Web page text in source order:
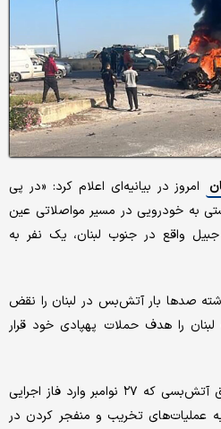
امروز در بیانیه‌ای اعلام کرد: «در پی
به خودرویی در مسیر مواصلاتی عین
جبیل واقع در جنوب لبنان، یک نفر به
صدها بار آتش‌بس در لبنان را نقض
را هدف حملات پهپادی خود قرار
رژیم صهیونیستی به بندهای توافق آتش‌بسی که ۲۷ نوامبر وارد فاز اجرایی
عملیات‌های تخریب و منفجر کردن در